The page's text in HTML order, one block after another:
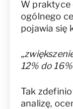
W praktyce
ogólnego
pojawia się
12% do
Tak
analizę,